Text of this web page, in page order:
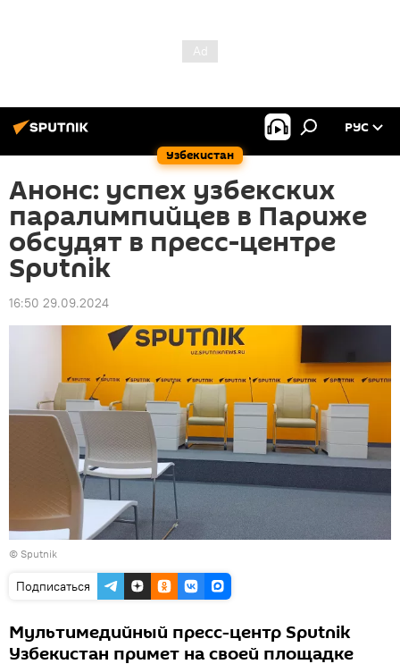
Узбекистан
РУС
Анонс: успех узбекских
паралимпийцев в Париже
обсудят в пресс-центре
Sputnik
16:50 29.09.2024
© Sputnik
Подписаться
Мультимедийный пресс-центр Sputnik
Узбекистан примет на своей площадке